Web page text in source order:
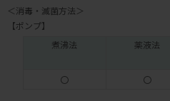
＜消毒・滅菌方法＞
【ポンプ】
煮沸法
薬液法
〇
〇